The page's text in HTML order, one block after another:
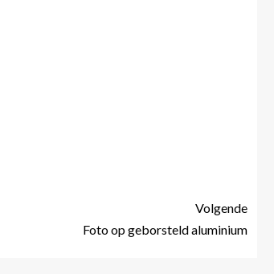
Volgende
Foto op geborsteld aluminium